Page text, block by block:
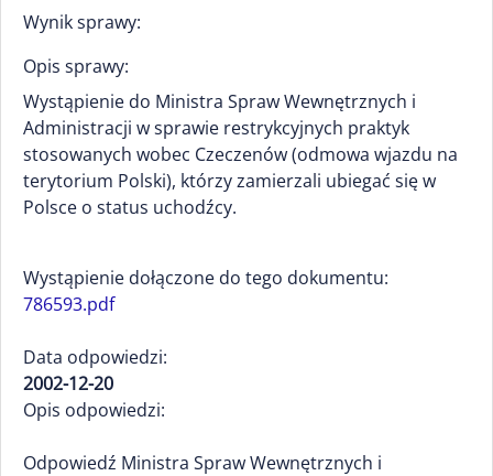
Wynik sprawy:
Opis sprawy:
Wystąpienie do Ministra Spraw Wewnętrznych i
Administracji w sprawie restrykcyjnych praktyk
stosowanych wobec Czeczenów (odmowa wjazdu na
terytorium Polski), którzy zamierzali ubiegać się w
Polsce o status uchodźcy.
Wystąpienie dołączone do tego dokumentu:
786593.pdf
Data odpowiedzi:
2002-12-20
Opis odpowiedzi:
Odpowiedź Ministra Spraw Wewnętrznych i